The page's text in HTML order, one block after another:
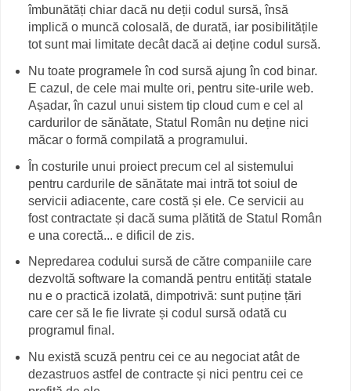
îmbunătăți chiar dacă nu deții codul sursă, însă
implică o muncă colosală, de durată, iar posibilitățile
tot sunt mai limitate decât dacă ai deține codul sursă.
Nu toate programele în cod sursă ajung în cod binar.
E cazul, de cele mai multe ori, pentru site-urile web.
Așadar, în cazul unui sistem tip cloud cum e cel al
cardurilor de sănătate, Statul Român nu deține nici
măcar o formă compilată a programului.
În costurile unui proiect precum cel al sistemului
pentru cardurile de sănătate mai intră tot soiul de
servicii adiacente, care costă și ele. Ce servicii au
fost contractate și dacă suma plătită de Statul Român
e una corectă... e dificil de zis.
Nepredarea codului sursă de către companiile care
dezvoltă software la comandă pentru entități statale
nu e o practică izolată, dimpotrivă: sunt puține țări
care cer să le fie livrate și codul sursă odată cu
programul final.
Nu există scuză pentru cei ce au negociat atât de
dezastruos astfel de contracte și nici pentru cei ce